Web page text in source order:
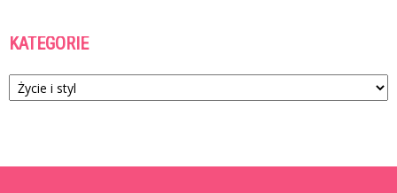
KATEGORIE
Kategorie